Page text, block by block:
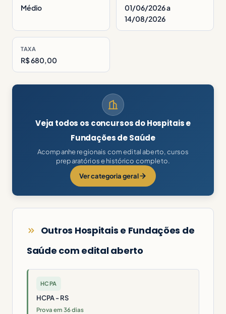
Médio
01/06/2026 a
14/08/2026
TAXA
R$ 680,00
Veja todos os concursos do Hospitais e
Fundações de Saúde
Acompanhe regionais com edital aberto, cursos
preparatórios e histórico completo.
Ver categoria geral
Outros Hospitais e Fundações de
Saúde com edital aberto
HCPA
HCPA - RS
Prova em 36 dias